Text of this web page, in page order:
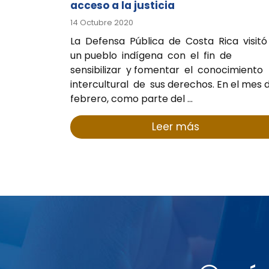
acceso a la justicia
14 Octubre 2020
La Defensa Pública de Costa Rica visitó
un pueblo indígena con el fin de
sensibilizar y fomentar el conocimiento
intercultural de sus derechos. En el mes
febrero, como parte del ...
Leer más